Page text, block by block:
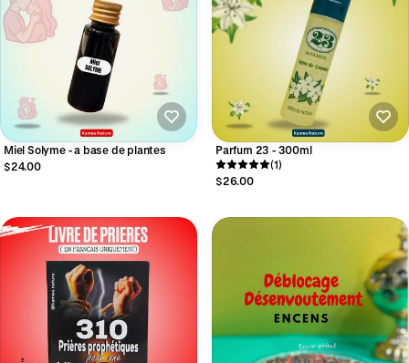
Miel Solyme - a base de plantes
$24.00
Parfum 23 - 300ml
(1)
$26.00